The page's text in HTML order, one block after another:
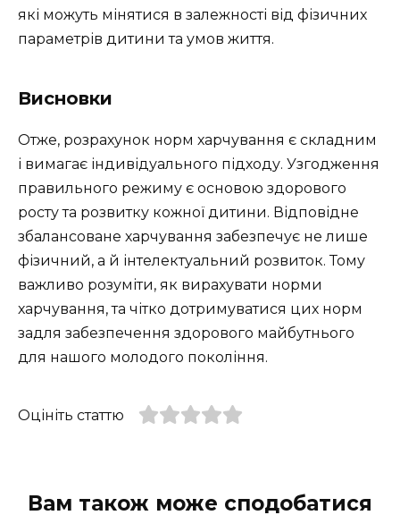
які можуть мінятися в залежності від фізичних
параметрів дитини та умов життя.
Висновки
Отже, розрахунок норм харчування є складним
і вимагає індивідуального підходу. Узгодження
правильного режиму є основою здорового
росту та розвитку кожної дитини. Відповідне
збалансоване харчування забезпечує не лише
фізичний, а й інтелектуальний розвиток. Тому
важливо розуміти, як вирахувати норми
харчування, та чітко дотримуватися цих норм
задля забезпечення здорового майбутнього
для нашого молодого покоління.
Оцініть статтю
Вам також може сподобатися